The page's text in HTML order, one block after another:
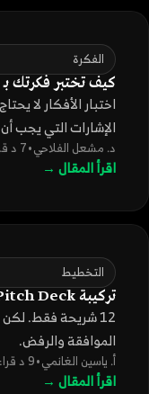
الفكرة
كيف تختبر فكرتك بـ 100 ريال فقط
اختبار الأفكار لا
الإشارات التي يجب
د. مشعل الفلاحي•7 د قراءة
اقرأ المقال →
التخطيط
تركيبة Pitch Deck لا يرفضه مستثمر
12 شريحة فقط.
الموافقة والرفض.
أ. ياسين الغانمي•9 د قراءة
اقرأ المقال →